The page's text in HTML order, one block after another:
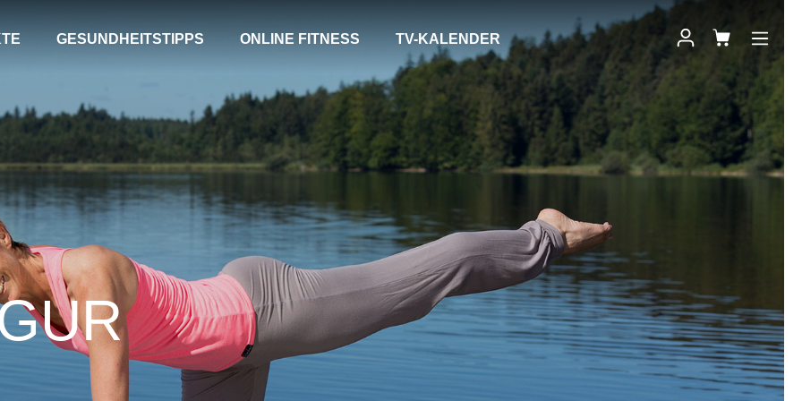
GESUNDHEITSTIPPS ONLINE FITNESS TV-KALENDER